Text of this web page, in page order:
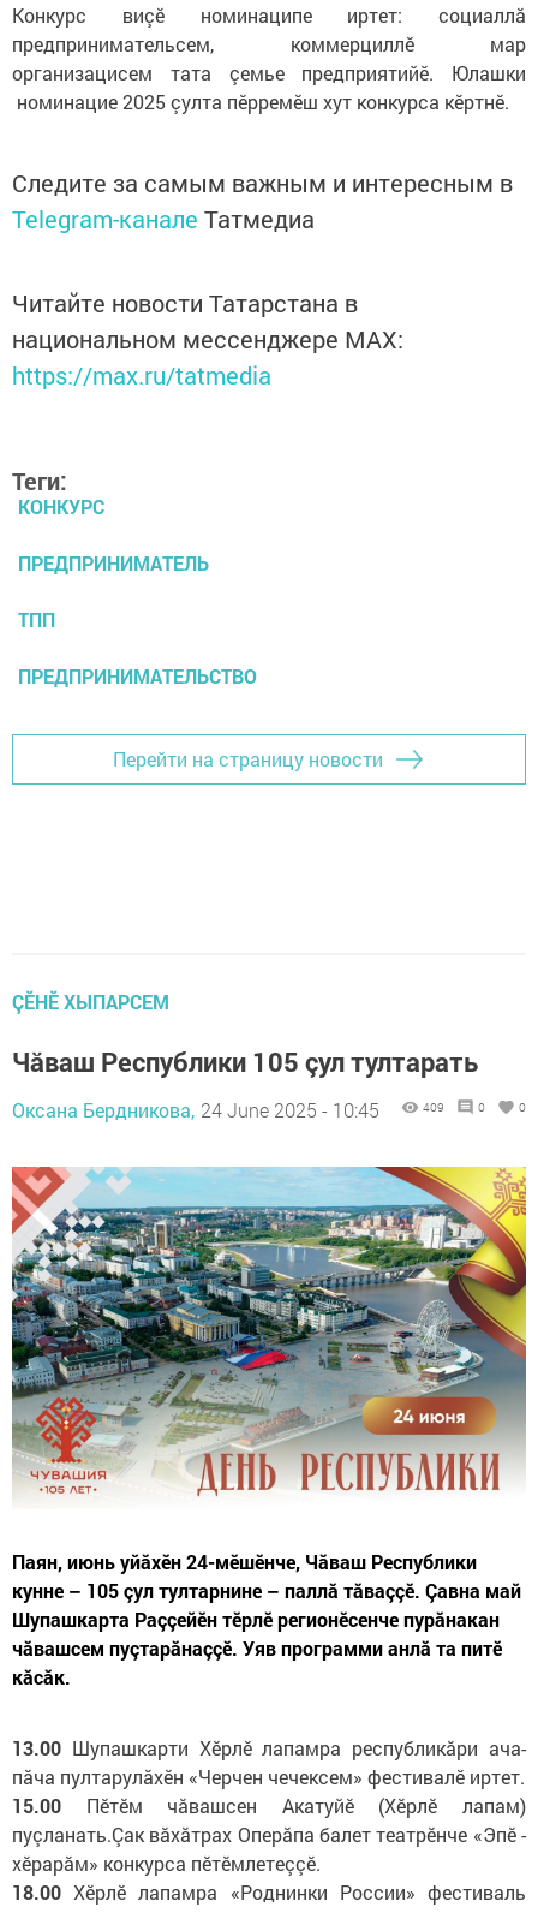
Конкурс виçӗ номинаципе иртет: социаллă
предпринимательсем, коммерциллӗ мар
организацисем тата çемье предприятийӗ. Юлашки
номинацие 2025 çулта пӗрремӗш хут конкурса кӗртнӗ.
Следите за самым важным и интересным в
Telegram-канале Татмедиа
Читайте новости Татарстана в
национальном мессенджере MАХ:
https://max.ru/tatmedia
Теги:
КОНКУРС
ПРЕДПРИНИМАТЕЛЬ
ТПП
ПРЕДПРИНИМАТЕЛЬСТВО
Перейти на страницу новости
ÇӖНӖ ХЫПАРСЕМ
Чăваш Республики 105 çул тултарать
Оксана Бердникова, 24 June 2025 - 10:45 409 0 0
Паян, июнь уйăхĕн 24-мĕшĕнче, Чăваш Республики
кунне – 105 çул тултарнине – паллă тăваççĕ. Çавна май
Шупашкарта Раççейĕн тĕрлĕ регионӗсенче пурăнакан
чăвашсем пуçтарăнаççӗ. Уяв программи анлă та питӗ
кăсăк.
13.00 Шупашкарти Хӗрлӗ лапамра республикӑри ача-
пӑча пултарулӑхӗн «Черчен чечексем» фестивалӗ иртет.
15.00 Пӗтӗм чӑвашсен Акатуйӗ (Хӗрлӗ лапам)
пуçланать.Çак вăхăтрах Оперӑпа балет театрӗнче «Эпӗ -
хӗрарӑм» конкурса пӗтӗмлетеççӗ.
18.00 Хӗрлӗ лапамра «Роднинки России» фестиваль